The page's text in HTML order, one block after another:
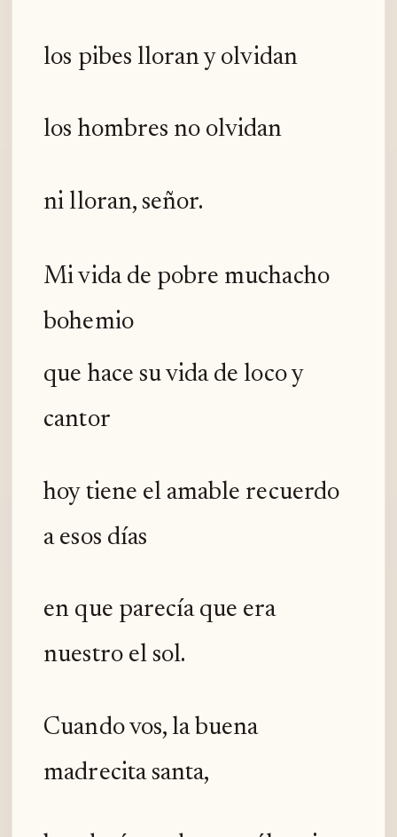
los pibes lloran y olvidan
los hombres no olvidan
ni lloran, señor.
Mi vida de pobre muchacho
bohemio
que hace su vida de loco y
cantor
hoy tiene el amable recuerdo
a esos días
en que parecía que era
nuestro el sol.
Cuando vos, la buena
madrecita santa,